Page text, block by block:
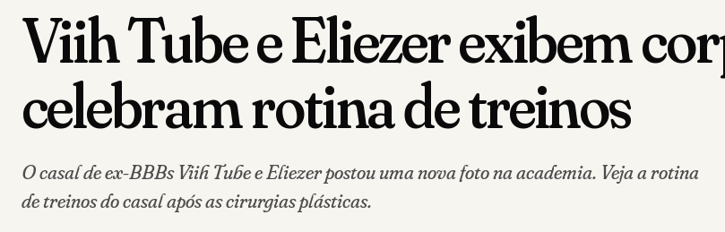
Viih Tube e Eliezer exibem
celebram rotina de treinos
O casal de ex-BBBs Viih Tube e Eliezer postou uma nova foto na academia. Veja a rotina
de treinos do casal após as cirurgias plásticas.